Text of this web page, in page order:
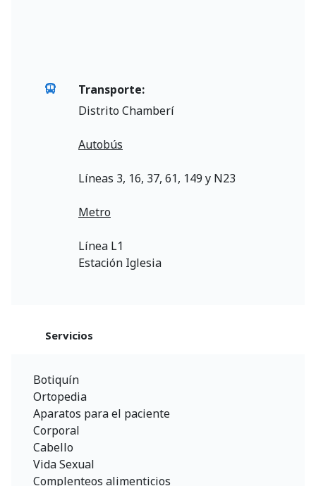
Transporte:
Distrito Chamberí
Autobús
Líneas 3, 16, 37, 61, 149 y N23
Metro
Línea L1
Estación Iglesia
Servicios
Botiquín
Ortopedia
Aparatos para el paciente
Corporal
Cabello
Vida Sexual
Complenteos alimenticios